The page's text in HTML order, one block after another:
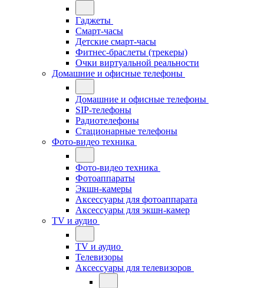
Гаджеты
Смарт-часы
Детские смарт-часы
Фитнес-браслеты (трекеры)
Очки виртуальной реальности
Домашние и офисные телефоны
Домашние и офисные телефоны
SIP-телефоны
Радиотелефоны
Стационарные телефоны
Фото-видео техника
Фото-видео техника
Фотоаппараты
Экшн-камеры
Аксессуары для фотоаппарата
Аксессуары для экшн-камер
TV и аудио
TV и аудио
Телевизоры
Аксессуары для телевизоров